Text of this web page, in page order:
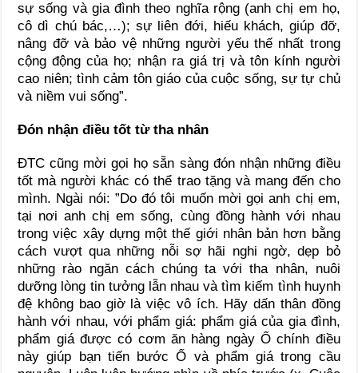
sự sống và gia đình theo nghĩa rộng (anh chị em họ,
cô dì chú bác,…); sự liên đới, hiếu khách, giúp đỡ,
nâng đỡ và bảo vệ những người yếu thế nhất trong
cộng động của họ; nhận ra giá trị và tôn kính người
cao niên; tình cảm tôn giáo của cuộc sống, sự tự chủ
và niềm vui sống”.
Đón nhận điều tốt từ tha nhân
ĐTC cũng mời gọi họ sẵn sàng đón nhận những điều
tốt mà người khác có thể trao tặng và mang đến cho
mình. Ngài nói: ”Do đó tôi muốn mời gọi anh chị em,
tại nơi anh chị em sống, cùng đồng hành với nhau
trong việc xây dựng một thế giới nhân bản hơn bằng
cách vượt qua những nỗi sợ hãi nghi ngờ, dẹp bỏ
những rào ngăn cách chúng ta với tha nhân, nuôi
dưỡng lòng tin tưởng lẫn nhau và tìm kiếm tình huynh
đệ không bao giờ là việc vô ích. Hãy dấn thân đồng
hành với nhau, với phẩm giá: phẩm giá của gia đình,
phẩm giá được có cơm ăn hàng ngày Ố chính điều
này giúp bạn tiến bước Ố và phẩm giá trong cầu